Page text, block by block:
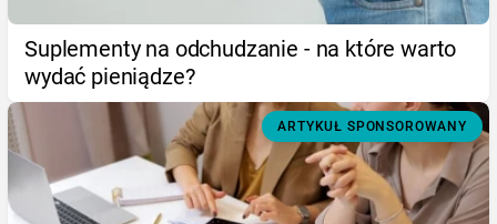
Suplementy na odchudzanie - na które warto
wydać pieniądze?
ARTYKUŁ SPONSOROWANY